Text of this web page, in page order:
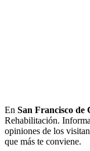
En San Francisco de
Rehabilitación.
opiniones de los
que más te conviene.